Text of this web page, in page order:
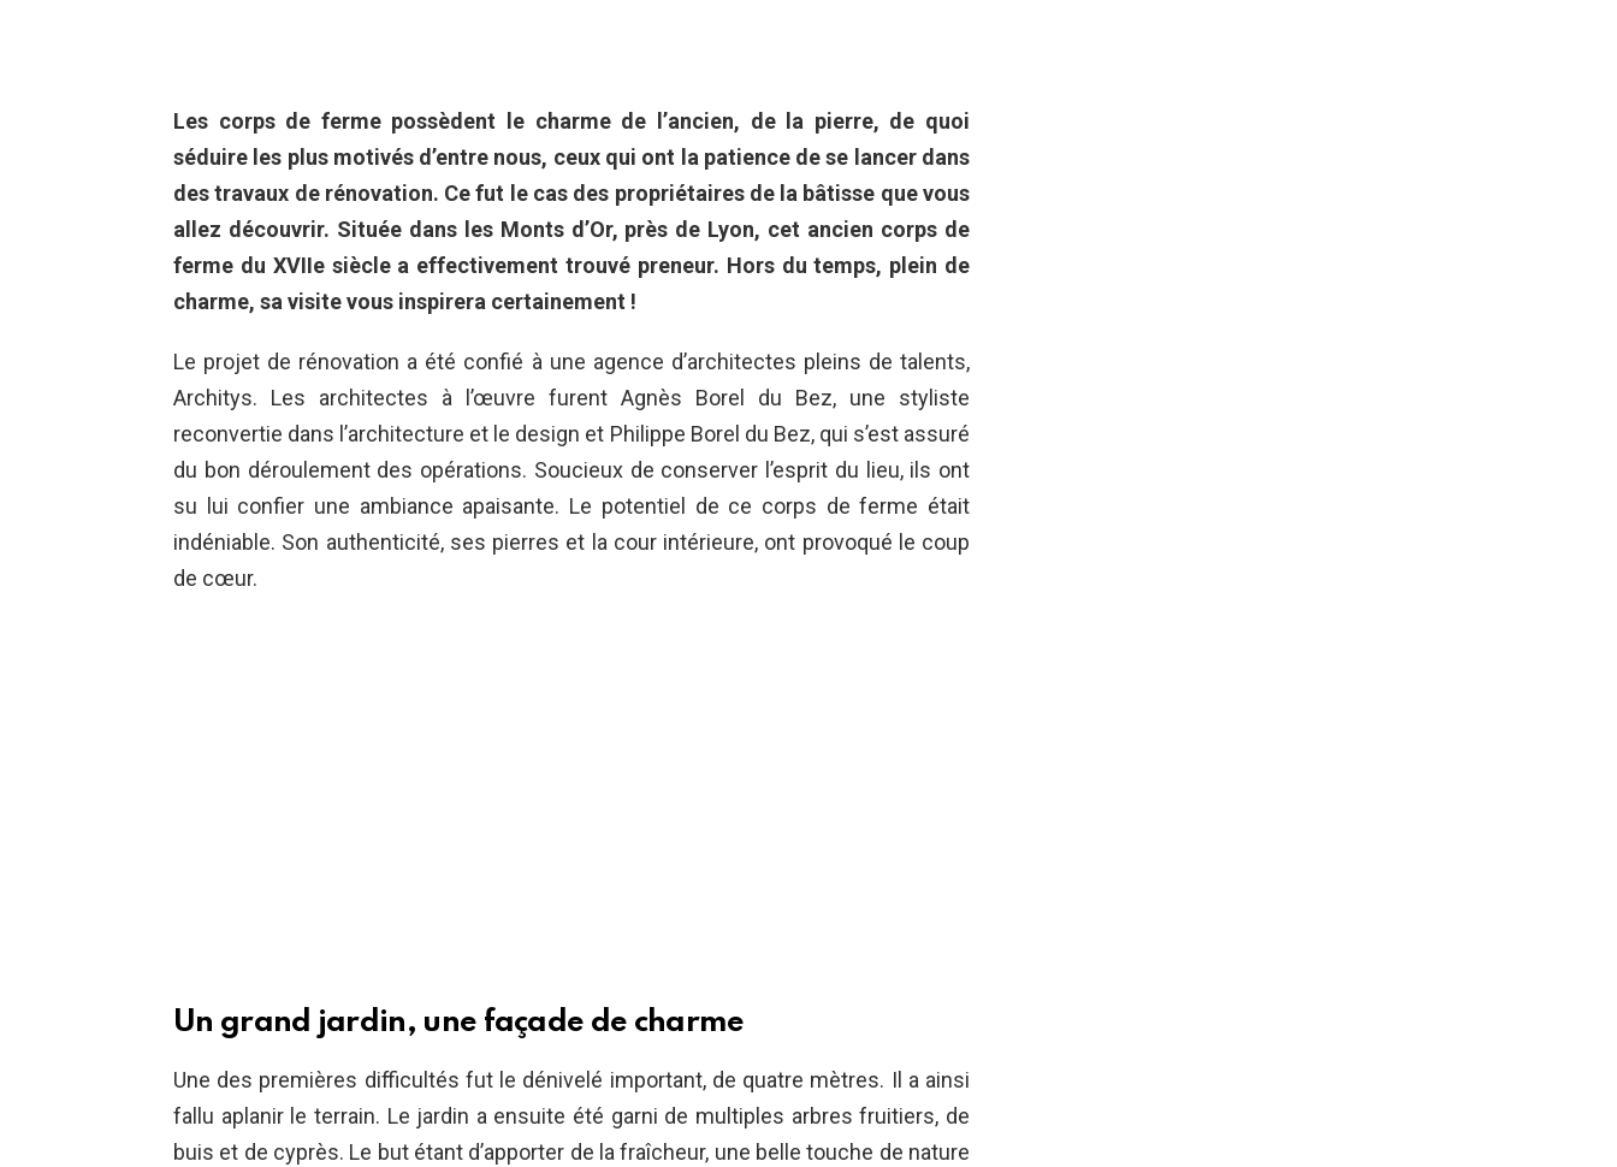
Les corps de ferme possèdent le charme de l’ancien, de la pierre, de quoi
séduire les plus motivés d’entre nous, ceux qui ont la patience de se lancer dans
des travaux de rénovation. Ce fut le cas des propriétaires de la bâtisse que vous
allez découvrir. Située dans les Monts d’Or, près de Lyon, cet ancien corps de
ferme du XVIIe siècle a effectivement trouvé preneur. Hors du temps, plein de
charme, sa visite vous inspirera certainement !
Le projet de rénovation a été confié à une agence d’architectes pleins de talents,
Architys. Les architectes à l’œuvre furent Agnès Borel du Bez, une styliste
reconvertie dans l’architecture et le design et Philippe Borel du Bez, qui s’est assuré
du bon déroulement des opérations. Soucieux de conserver l’esprit du lieu, ils ont
su lui confier une ambiance apaisante. Le potentiel de ce corps de ferme était
indéniable. Son authenticité, ses pierres et la cour intérieure, ont provoqué le coup
de cœur.
Un grand jardin, une façade de charme
Une des premières difficultés fut le dénivelé important, de quatre mètres. Il a ainsi
fallu aplanir le terrain. Le jardin a ensuite été garni de multiples arbres fruitiers, de
buis et de cyprès. Le but étant d’apporter de la fraîcheur, une belle touche de nature